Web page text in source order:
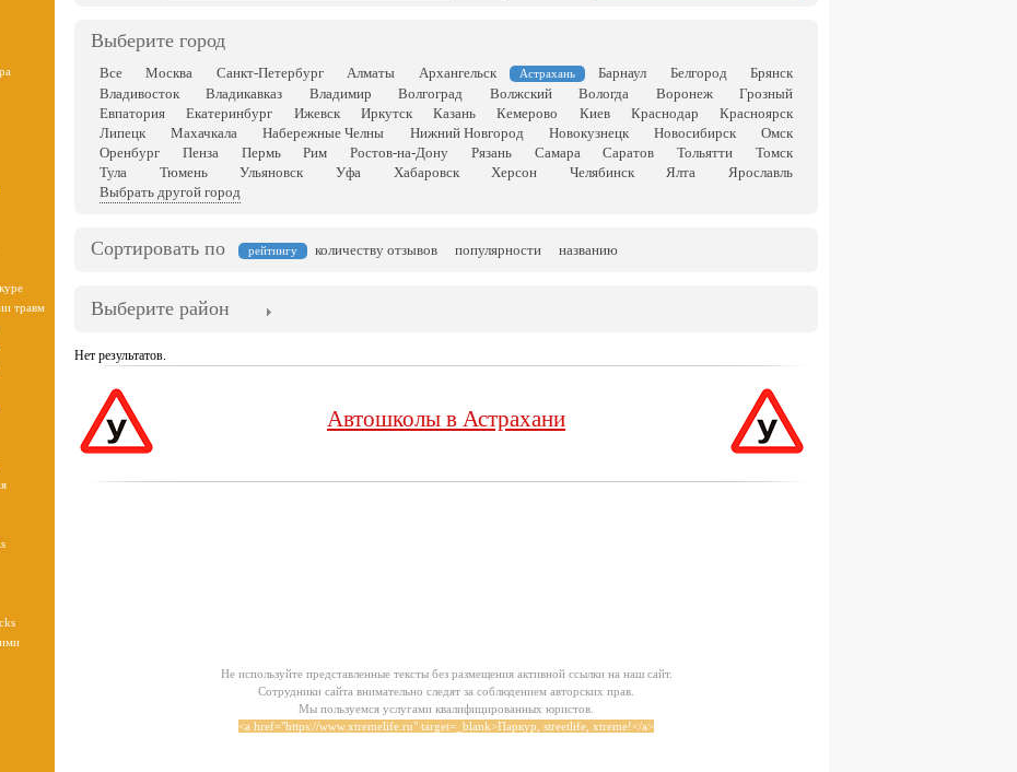
травм
Выберите город
Все Москва Санкт-Петербург Алматы Архангельск Астрахань Барнаул Белгород
Брянск
Владивосток
Владикавказ Владимир Волгоград Волжский Вологда Воронеж
Грозный
Евпатория
Екатеринбург Ижевск Иркутск Казань Кемерово Киев Краснодар
Красноярск
Липецк
Махачкала Набережные Челны Нижний Новгород Новокузнецк Новосибирск
Омск
Оренбург
Пенза Пермь Рим Ростов-на-Дону Рязань Самара Саратов Тольятти
Томск
Тула
Тюмень Ульяновск Уфа Хабаровск Херсон Челябинск Ялта
Ярославль
Выбрать другой город
Сортировать по рейтингу количеству отзывов популярности названию
Выберите район
Нет результатов.
Автошколы в Астрахани
Не используйте представленные тексты без размещения активной ссылки на наш сайт.
Сотрудники сайта внимательно следят за соблюдением авторских прав.
Мы пользуемся услугами квалифицированных юристов.
<a href="https://www.xtremelife.ru" target=_blank>Паркур, streetlife, xtreme!</a>